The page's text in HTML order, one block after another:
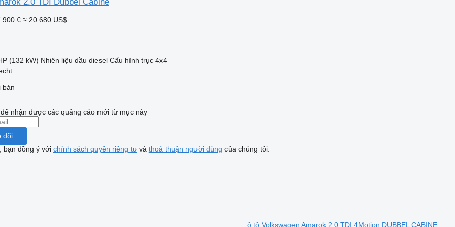
€ ≈ 20.680 US$
(132 kW) Nhiên liệu dầu diesel Cấu hình trục 4x4
bán
nhận được các quảng cáo mới từ mục này
dõi
bạn đồng ý với chính sách quyền riêng tưvà thoả thuận người dùng của chúng tôi.
ô tô Volkswagen Amarok 2.0 TDI 4Motion DUBBEL CABINE